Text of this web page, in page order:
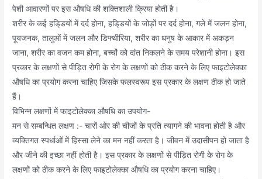
पेशी आवारणों पर इस औषधि की शक्तिशाली क्रिया होती है।
शरीर के कई हडि्डयों में दर्द होना, हडि्डयों के जोड़ों पर दर्द होना, गले में जलन होना,
पूयजनक, तालुओं में जलन और डिफ्थीरिया, शरीर का धनुष के आकार में अकड़न
जाना, शरीर का वजन कम होना, बच्चों को दांत निकलने के समय परेशानी होना। इस
प्रकार के लक्षणों से पीड़ित रोगी के रोग के लक्षणों को ठीक करने के लिए फाइटोलेक्का
औषधि का प्रयोग करना चाहिए जिसके फलस्वरूप इस प्रकार के लक्षण ठीक हो जाते
हैं।
विभिन्न लक्षणों में फाइटोलेक्का औषधि का उपयोग-
मन से सम्बन्धित लक्षण :- चारों ओर की चीजों के प्रति त्यागने की भावना होती है और
व्यक्तिगत स्पर्धाओं में हिस्सा लेने का मन नहीं करता है। जीवन में उदासीपन हो जाता है
और जीने की इच्छा नहीं होती है। इस प्रकार के लक्षणों से पीड़ित रोगी के रोग के
लक्षणों को ठीक करने के लिए फाइटोलेक्का औषधि का प्रयोग करना चाहिए।